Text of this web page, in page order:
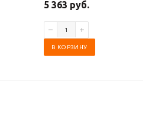
5 363 руб.
В КОРЗИНУ